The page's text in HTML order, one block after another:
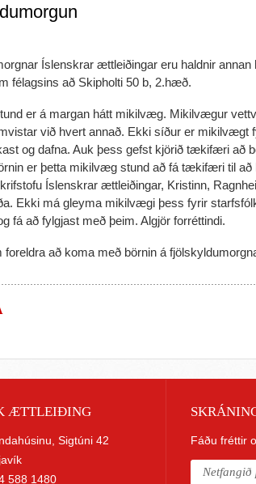
Íslenskrar ættleiðingar eru haldnir
félagsins að Skipholti 50 b, 2.hæð.
er á margan hátt mikilvæg. Mikilvægur
við hvert annað. Ekki síður er mikilvægt
og dafna. Auk þess gefst kjörið tækifæri að
er þetta mikilvæg stund að fá tækifæri til að
Íslenskrar ættleiðingar, Kristinn,
Ekki má gleyma mikilvægi þess fyrir
fá að fylgjast með þeim. Algjör forréttindi.
foreldra að koma með börnin á
ÆTTLEIÐING
Sigtúni 42
588 1480
Fáðu fréttir